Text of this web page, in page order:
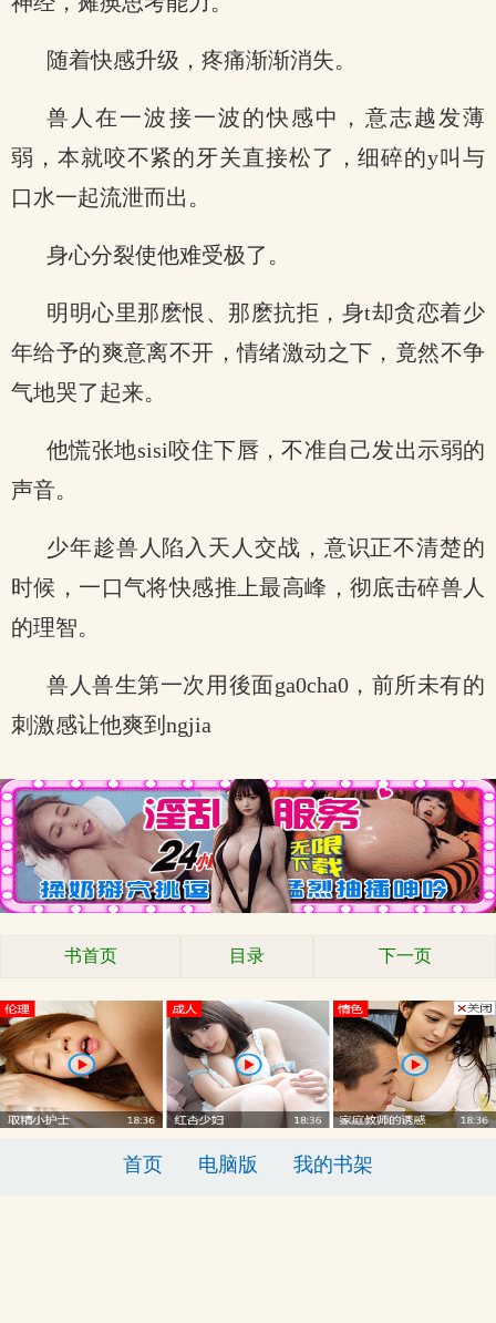
随着快感升级，疼痛渐渐消失。
兽人在一波接一波的快感中，意志越发薄
弱，本就咬不紧的牙关直接松了，细碎的y叫与
口水一起流泄而出。
身心分裂使他难受极了。
明明心里那麽恨、那麽抗拒，身t却贪恋着少
年给予的爽意离不开，情绪激动之下，竟然不争
气地哭了起来。
他慌张地sisi咬住下唇，不准自己发出示弱的
声音。
少年趁兽人陷入天人交战，意识正不清楚的
时候，一口气将快感推上最高峰，彻底击碎兽人
的理智。
兽人兽生第一次用後面ga0cha0，前所未有的
刺激感让他爽到ngjia
书首页 目录 下一页
首页 电脑版 我的书架